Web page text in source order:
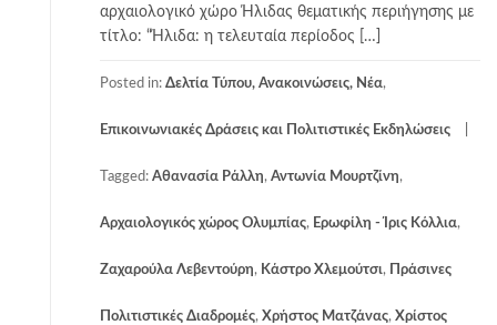
αρχαιολογικό χώρο Ήλιδας θεματικής περιήγησης με
τίτλο: “Ήλιδα: η τελευταία περίοδος […]
Posted in: Δελτία Τύπου, Ανακοινώσεις, Νέα,
Επικοινωνιακές Δράσεις και Πολιτιστικές Εκδηλώσεις
Tagged: Αθανασία Ράλλη, Αντωνία Μουρτζίνη,
Αρχαιολογικός χώρος Ολυμπίας, Ερωφίλη - Ίρις Κόλλια,
Ζαχαρούλα Λεβεντούρη, Κάστρο Χλεμούτσι, Πράσινες
Πολιτιστικές Διαδρομές, Χρήστος Ματζάνας, Χρίστος